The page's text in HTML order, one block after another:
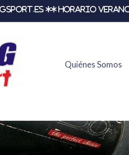
** HORARIO
Quiénes Somos
Biela H 'tapered Pin End'